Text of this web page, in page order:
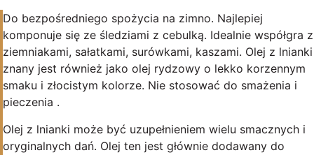
Do bezpośredniego spożycia na zimno. Najlepiej
komponuje się ze śledziami z cebulką. Idealnie współgra z
ziemniakami, sałatkami, surówkami, kaszami. Olej z lnianki
znany jest również jako olej rydzowy o lekko korzennym
smaku i złocistym kolorze. Nie stosować do smażenia i
pieczenia .
Olej z lnianki może być uzupełnieniem wielu smacznych i
oryginalnych dań. Olej ten jest głównie dodawany do